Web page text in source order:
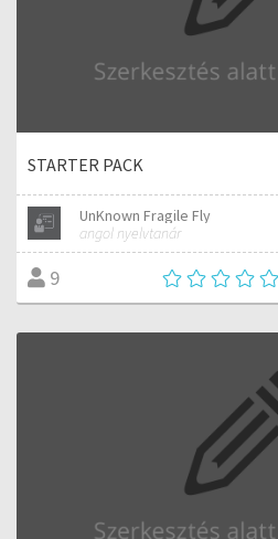
STARTER PACK
UnKnown Fragile Fly
angol nyelvtanár
9